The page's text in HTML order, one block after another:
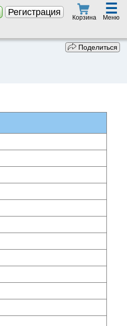
Регистрация
Корзина
☰
Меню
Поделиться